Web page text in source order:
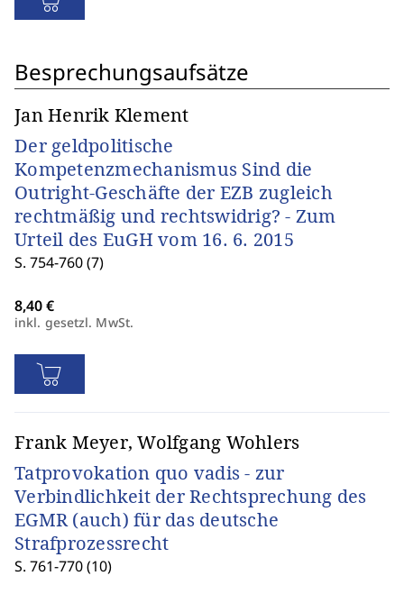
Besprechungsaufsätze
Jan Henrik Klement
Der geldpolitische
Kompetenzmechanismus Sind die
Outright-Geschäfte der EZB zugleich
rechtmäßig und rechtswidrig? - Zum
Urteil des EuGH vom 16. 6. 2015
S. 754-760 (7)
inkl. gesetzl. MwSt.
Frank Meyer, Wolfgang Wohlers
Tatprovokation quo vadis - zur
Verbindlichkeit der Rechtsprechung des
EGMR (auch) für das deutsche
Strafprozessrecht
S. 761-770 (10)